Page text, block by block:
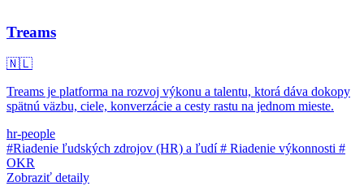
Treams
🇳🇱
Treams je platforma na rozvoj výkonu a talentu, ktorá dáva dokopy
spätnú väzbu, ciele, konverzácie a cesty rastu na jednom mieste.
hr-people
#Riadenie ľudských zdrojov (HR) a ľudí# Riadenie výkonnosti #
OKR
Zobraziť detaily